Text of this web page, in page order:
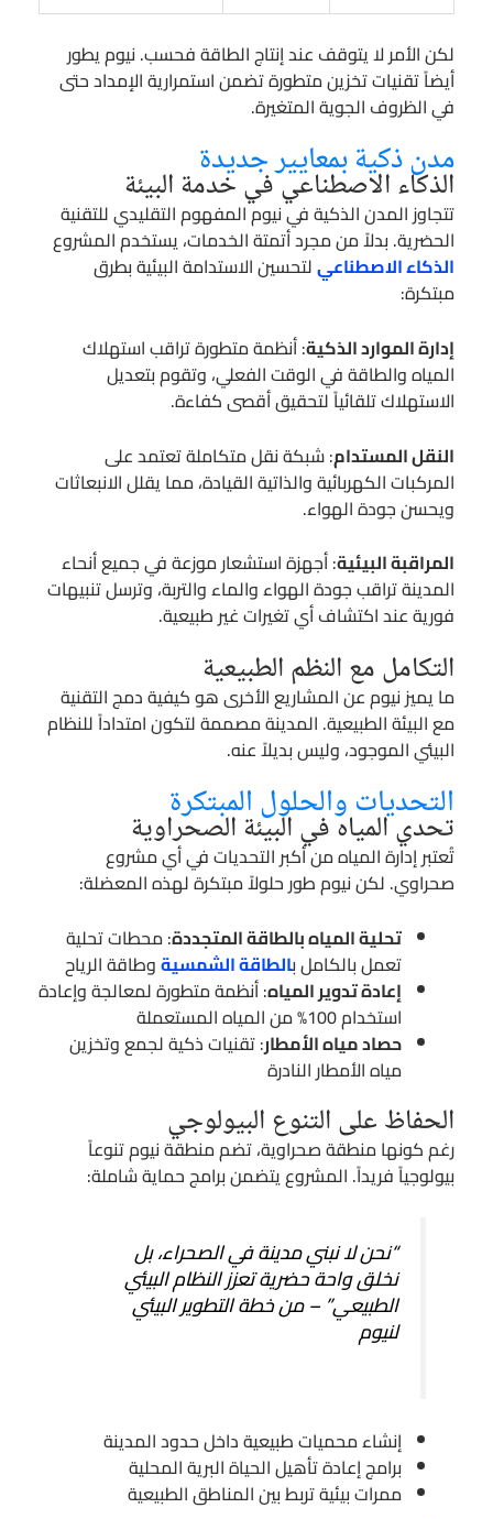
لكن الأمر لا يتوقف عند إنتاج الطاقة فحسب. نيوم يطور
أيضاً تقنيات تخزين متطورة تضمن استمرارية الإمداد حتى
في الظروف الجوية المتغيرة.
مدن ذكية بمعايير جديدة
الذكاء الاصطناعي في خدمة البيئة
تتجاوز المدن الذكية في نيوم المفهوم التقليدي للتقنية
الحضرية. بدلاً من مجرد أتمتة الخدمات، يستخدم المشروع
الذكاء الاصطناعيلتحسين الاستدامة البيئية بطرق
مبتكرة:
إدارة الموارد الذكية: أنظمة متطورة تراقب استهلاك
المياه والطاقة في الوقت الفعلي، وتقوم بتعديل
الاستهلاك تلقائياً لتحقيق أقصى كفاءة.
النقل المستدام: شبكة نقل متكاملة تعتمد على
المركبات الكهربائية والذاتية القيادة، مما يقلل الانبعاثات
ويحسن جودة الهواء.
المراقبة البيئية: أجهزة استشعار موزعة في جميع أنحاء
المدينة تراقب جودة الهواء والماء والتربة، وترسل تنبيهات
فورية عند اكتشاف أي تغيرات غير طبيعية.
التكامل مع النظم الطبيعية
ما يميز نيوم عن المشاريع الأخرى هو كيفية دمج التقنية
مع البيئة الطبيعية. المدينة مصممة لتكون امتداداً للنظام
البيئي الموجود، وليس بديلاً عنه.
التحديات والحلول المبتكرة
تحدي المياه في البيئة الصحراوية
تُعتبر إدارة المياه من أكبر التحديات في أي مشروع
صحراوي. لكن نيوم طور حلولاً مبتكرة لهذه المعضلة:
تحلية المياه بالطاقة المتجددة: محطات تحلية
تعمل بالكامل بالطاقة الشمسيةوطاقة الرياح
إعادة تدوير المياه: أنظمة متطورة لمعالجة وإعادة
استخدام 100% من المياه المستعملة
حصاد مياه الأمطار: تقنيات ذكية لجمع وتخزين
مياه الأمطار النادرة
الحفاظ على التنوع البيولوجي
رغم كونها منطقة صحراوية، تضم منطقة نيوم تنوعاً
بيولوجياً فريداً. المشروع يتضمن برامج حماية شاملة:
“نحن لا نبني مدينة في الصحراء، بل
نخلق واحة حضرية تعزز النظام البيئي
الطبيعي” – من خطة التطوير البيئي
لنيوم
إنشاء محميات طبيعية داخل حدود المدينة
برامج إعادة تأهيل الحياة البرية المحلية
ممرات بيئية تربط بين المناطق الطبيعية